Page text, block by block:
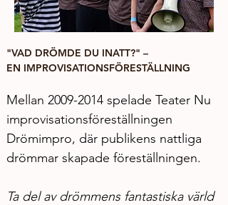
"VAD DRÖMDE DU INATT?" –
EN IMPROVISATIONSFÖRESTÄLLNING
Mellan 2009-2014 spelade Teater Nu
improvisationsföreställningen
Drömimpro, där publikens nattliga
drömmar skapade föreställningen.
Ta del av drömmens fantastiska värld